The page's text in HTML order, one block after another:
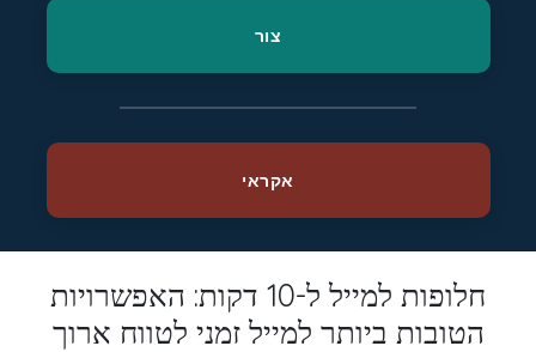
חלופות למייל ל-10 דקות: האפשרויות
הטובות ביותר למייל זמני לטווח ארוך